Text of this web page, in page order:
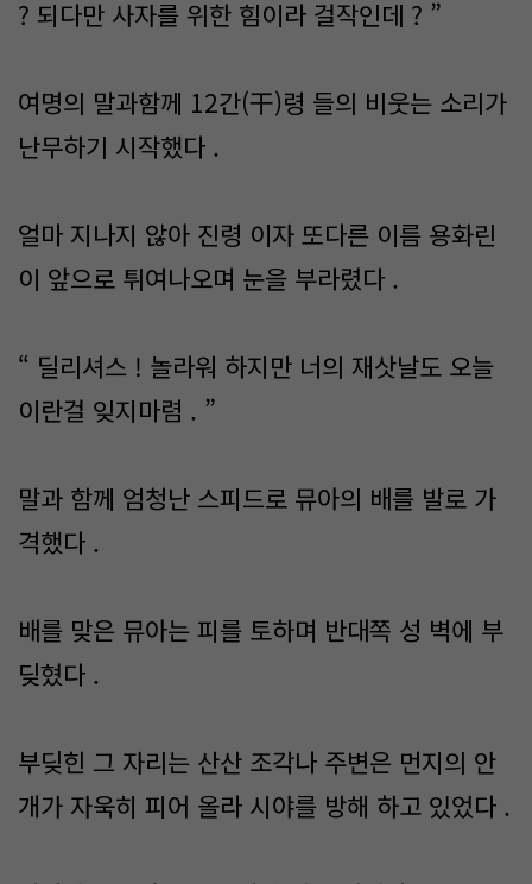
? 되다만 사자를 위한 힘이라 걸작인데 ? ”
여명의 말과함께 12간(干)령 들의 비웃는 소리가
난무하기 시작했다 .
얼마 지나지 않아 진령 이자 또다른 이름 용화린
이 앞으로 튀여나오며 눈을 부라렸다 .
“ 딜리셔스 ! 놀라워 하지만 너의 재삿날도 오늘
이란걸 잊지마렴 . ”
말과 함께 엄청난 스피드로 뮤아의 배를 발로 가
격했다 .
배를 맞은 뮤아는 피를 토하며 반대쪽 성 벽에 부
딪혔다 .
부딪힌 그 자리는 산산 조각나 주변은 먼지의 안
개가 자욱히 피어 올라 시야를 방해 하고 있었다 .